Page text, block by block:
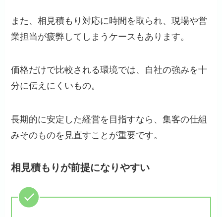
また、相見積もり対応に時間を取られ、現場や営
業担当が疲弊してしまうケースもあります。
価格だけで比較される環境では、自社の強みを十
分に伝えにくいもの。
長期的に安定した経営を目指すなら、集客の仕組
みそのものを見直すことが重要です。
相見積もりが前提になりやすい